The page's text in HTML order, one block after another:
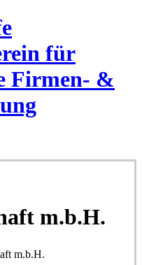
für
Firmen- &
m.b.H.